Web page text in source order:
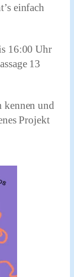
einfach
16:00 Uhr
13
kennen und
Projekt